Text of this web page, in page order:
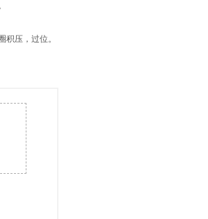
压，过位。